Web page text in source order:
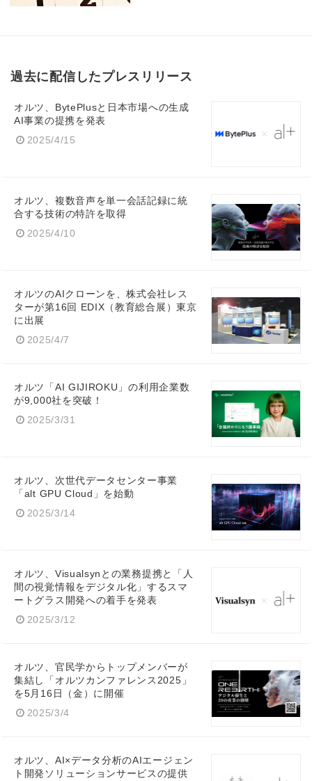
過去に配信したプレスリリース
オルツ、BytePlusと日本市場への生成
AI事業の提携を発表
2025/4/15
オルツ、複数音声を単一会話記録に統
合する技術の特許を取得
2025/4/10
オルツのAIクローンを、株式会社レス
ターが第16回 EDIX（教育総合展）東京
に出展
2025/4/7
オルツ「AI GIJIROKU」の利用企業数
が9,000社を突破！
2025/3/31
オルツ、次世代データセンター事業
「alt GPU Cloud」を始動
2025/3/14
オルツ、Visualsynとの業務提携と「人
間の視覚情報をデジタル化」するスマ
ートグラス開発への着手を発表
2025/3/12
オルツ、官民学からトップメンバーが
集結し「オルツカンファレンス2025」
を5月16日（金）に開催
2025/3/4
オルツ、AI×データ分析のAIエージェン
ト開発ソリューションサービスの提供